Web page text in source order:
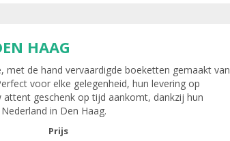
HAAG
met de hand vervaardigde boeketten gemaakt van
voor elke gelegenheid, hun levering op
geschenk op tijd aankomt, dankzij hun
in Den Haag.
Prijs